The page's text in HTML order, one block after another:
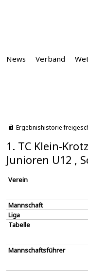
News Verband
Ergebnishistorie
1. TC Klein-
Junioren U12 ,
Verein
Mannschaft
Liga
Tabelle
Mannschaftsführer